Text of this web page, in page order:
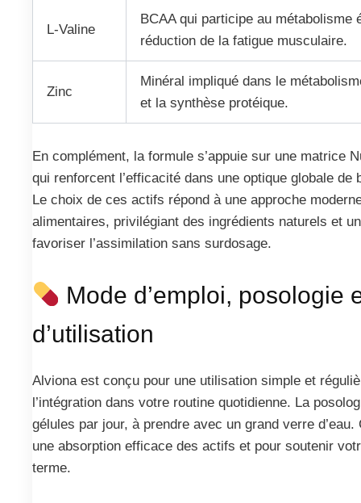
L-Valine
BCAA qui participe au métabolisme
réduction de la fatigue musculaire.
Zinc
Minéral impliqué dans le
et la synthèse protéique.
En complément, la formule s’appuie sur une matrice
qui renforcent l’efficacité dans une optique globale de
Le choix de ces actifs répond à une approche
alimentaires, privilégiant des ingrédients naturels et
favoriser l’assimilation sans surdosage.
Mode d’emploi, posologie
d’utilisation
Alviona est conçu pour une utilisation simple et
l’intégration dans votre routine quotidienne. La
gélules par jour, à prendre avec un grand verre
une absorption efficace des actifs et pour soutenir
terme.